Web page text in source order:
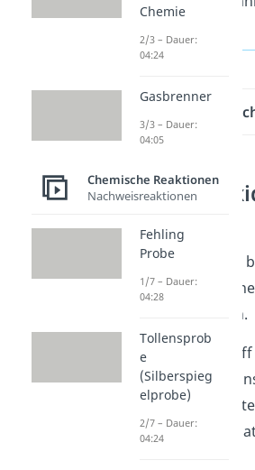
Was sind
Die Redoxreaktion
beiden
und der Reduktion.
Oxidation
(e–) ab. Du
Chemie
2/3 – Dauer:
04:24
Gasbrenner
3/3 – Dauer:
04:05
Chemische Reaktionen
Nachweisreaktionen
Fehling
Probe
1/7 – Dauer:
04:28
Tollensprob
e
(Silberspieg
elprobe)
2/7 – Dauer:
04:24